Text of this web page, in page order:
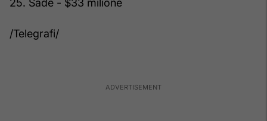
25. Sade - $33 milionë
/Telegrafi/